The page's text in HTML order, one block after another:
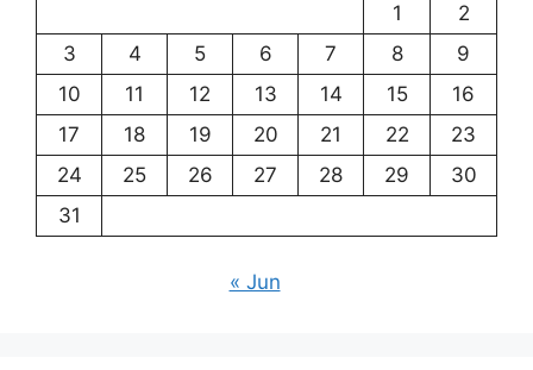
1
2
3
4 5 6 7 8
9
10
11 12 13 14 15
16
17
18 19 20 21 22
23
24
25 26 27 28 29
30
31
« Jun